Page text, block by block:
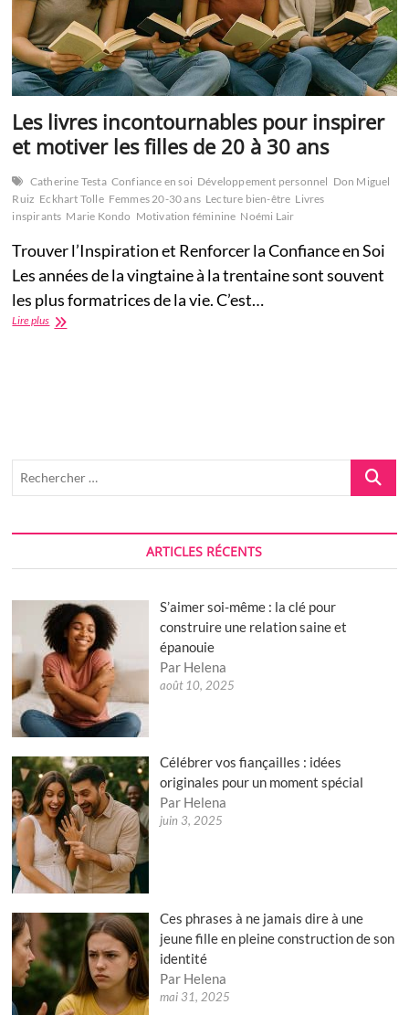
Les livres incontournables pour inspirer
et motiver les filles de 20 à 30 ans
Catherine Testa Confiance en soi Développement personnel Don Miguel
Ruiz Eckhart Tolle Femmes 20-30 ans Lecture bien-être Livres
inspirants Marie Kondo Motivation féminine Noémi Lair
Trouver l’Inspiration et Renforcer la Confiance en Soi
Les années de la vingtaine à la trentaine sont souvent
les plus formatrices de la vie. C’est…
Lire plusLes
20
à
ans
ARTICLES RÉCENTS
S’aimer soi-même : la clé pour
construire une relation saine et
épanouie
Par Helena
août 10, 2025
Célébrer vos fiançailles : idées
originales pour un moment spécial
Par Helena
juin 3, 2025
Ces phrases à ne jamais dire à une
jeune fille en pleine construction de son
identité
Par Helena
mai 31, 2025